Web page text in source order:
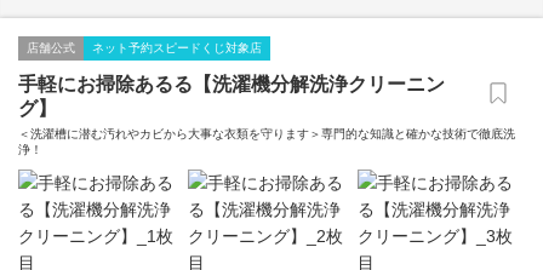
店舗公式 ネット予約スピードくじ対象店
手軽にお掃除あるる【洗濯機分解洗浄クリーニン
グ】
＜洗濯槽に潜む汚れやカビから大事な衣類を守ります＞専門的な知識と確かな技術で徹底洗
浄！